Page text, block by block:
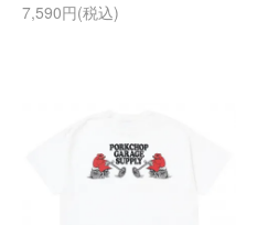
7,590円(税込)